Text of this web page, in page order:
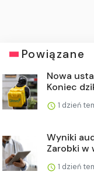
Powiązane
Nowa
Koniec
1 dzień
Wyniki
Zarobki w
1 dzień